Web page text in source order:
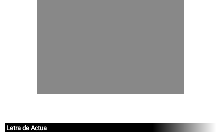
Letra de Actua